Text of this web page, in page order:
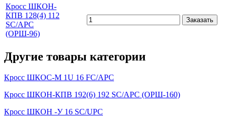
Кросс ШКОН-
КПВ 128(4) 112
SC/APC
(ОРШ-96)
Заказать
Другие товары категории
Кросс ШКОС-М 1U 16 FC/APC
Кросс ШКОН-КПВ 192(6) 192 SC/APC (ОРШ-160)
Кросс ШКОН -У 16 SC/UPC